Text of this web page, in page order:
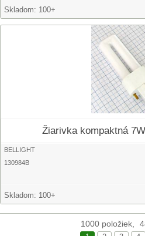
Skladom: 100+
Žiarivka kompaktná
BELLIGHT
130984B
Skladom: 100+
1000 položiek,